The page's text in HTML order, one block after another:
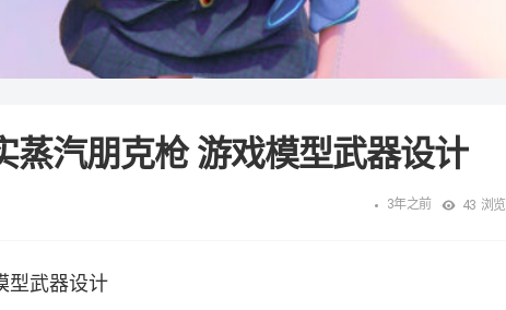
蒸汽朋克枪 游戏模型武器设计
3年之前 43 浏览
型武器设计